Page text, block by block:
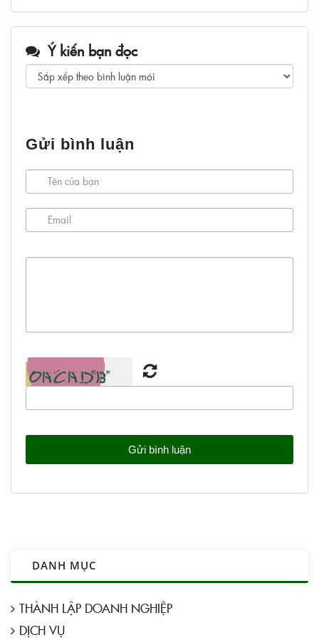
Ý kiến bạn đọc
Gửi bình luận
DANH MỤC
THÀNH LẬP DOANH NGHIỆP
DỊCH VỤ